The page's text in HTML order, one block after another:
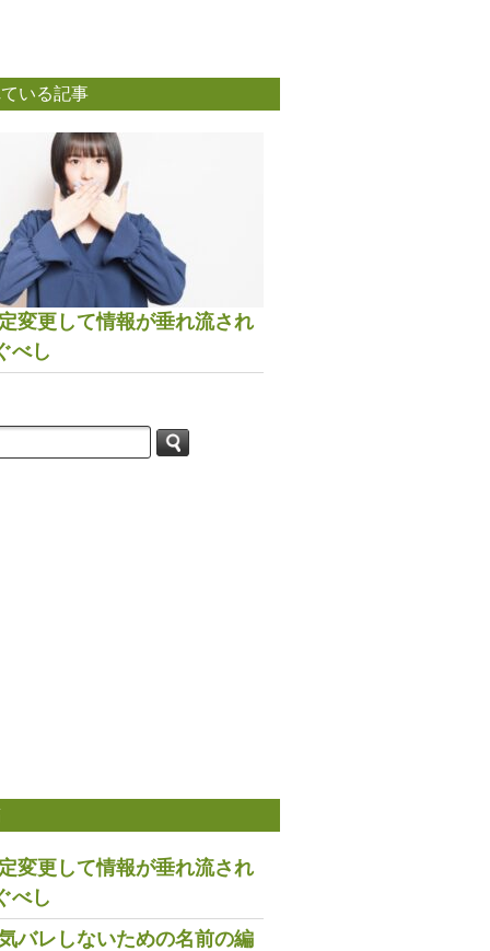
いる記事
変更して情報が垂れ流され
べし
変更して情報が垂れ流され
べし
バレしないための名前の編